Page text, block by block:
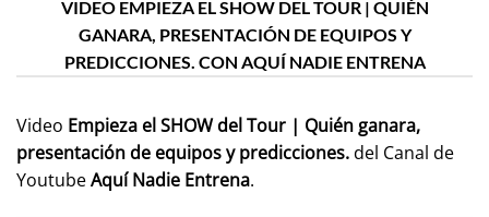
VIDEO EMPIEZA EL SHOW DEL TOUR | QUIÉN
GANARA, PRESENTACIÓN DE EQUIPOS Y
PREDICCIONES. CON AQUÍ NADIE ENTRENA
Video Empieza el SHOW del Tour | Quién ganara,
presentación de equipos y predicciones.del Canal de
YoutubeAquí Nadie Entrena.